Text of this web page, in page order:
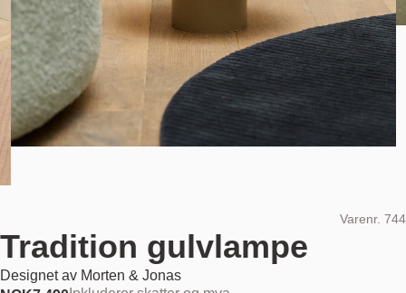
Varenr. 744
Tradition gulvlampe
Designet av Morten & Jonas